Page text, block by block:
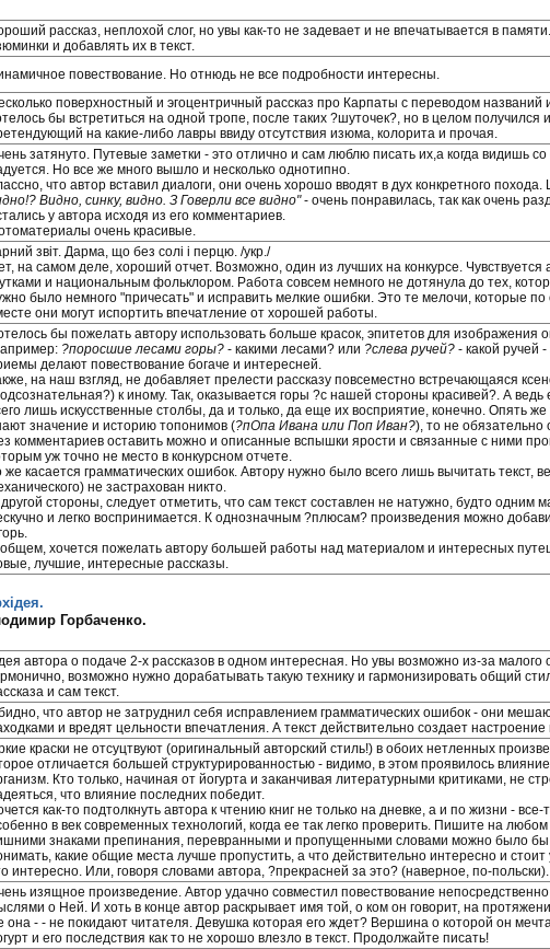
рассказ, неплохой слог, но увы как-то не задевает и не впечатывается в
и добавлять их в текст.
повествование. Но отнюдь не все подробности интересны.
поверхностный и эгоцентричный рассказ про Карпаты с переводом названий
бы встретиться на одной тропе, после таких ?шуточек?, но в целом получился
на какие-либо лавры ввиду отсутствия изюма, колорита и прочая.
затянуто. Путевые заметки - это отлично и сам люблю писать их,а когда видишь
Но все же много вышло и несколько однотипно.
что автор вставил диалоги, они очень хорошо вводят в дух конкретного похода.
Видно, синку, видно. З Говерли все видно"- очень понравилась, так как очень
у автора исходя из его комментариев.
очень красивые.
звіт. Дарма, що без солі і перцю. /укр./
на самом деле, хороший отчет. Возможно, один из лучших на конкурсе. Чувствуется
и национальным фольклором. Работа совсем немного не дотянула до тех,
было немного "причесать" и исправить мелкие ошибки. Это те мелочи, которые
они могут испортить впечатление от хорошей работы.
бы пожелать автору использовать больше красок, эпитетов для
?поросшие лесами горы?- какими лесами? или ?слева ручей?- какой ручей
делают повествование богаче и интересней.
на наш взгляд, не добавляет прелести рассказу повсеместно встречающаяся
к иному. Так, оказывается горы ?с нашей стороны красивей?. А
лишь искусственные столбы, да и только, да еще их восприятие, конечно. Опять
значение и историю топонимов (?пОпа Ивана или Поп Иван?), то не
комментариев оставить можно и описанные вспышки ярости и связанные с ними
уж точно не место в конкурсном отчете.
же касается грамматических ошибок. Автору нужно было всего лишь вычитать текст,
не застрахован никто.
стороны, следует отметить, что сам текст составлен не натужно, будто одним
и легко воспринимается. К однозначным ?плюсам? произведения можно
хочется пожелать автору большей работы над материалом и интересных
лучшие, интересные рассказы.
Горбаченко.
автора о подаче 2-х рассказов в одном интересная. Но увы возможно из-за малого
возможно нужно дорабатывать такую технику и гармонизировать общий
и сам текст.
что автор не затруднил себя исправлением грамматических ошибок - они
и вредят цельности впечатления. А текст действительно создает
краски не отсуцтвуют (оригинальный авторский стиль!) в обоих нетленных
отличается большей структурированностью - видимо, в этом проявилось
Кто только, начиная от йогурта и заканчивая литературными критиками, не
что влияние последних победит.
как-то подтолкнуть автора к чтению книг не только на дневке, а и по жизни -
в век современных технологий, когда ее так легко проверить. Пишите на
знаками препинания, перевранными и пропущенными словами можно было бы
какие общие места лучше пропустить, а что действительно интересно и
интересно. Или, говоря словами автора, ?прекрасней за это? (наверное, по-польски).
изящное произведение. Автор удачно совместил повествование
о Ней. И хоть в конце автор раскрывает имя той, о ком он говорит, на
она - - не покидают читателя. Девушка которая его ждет? Вершина о которой он
и его последствия как то не хорошо влезло в текст. Продолжайте писать!